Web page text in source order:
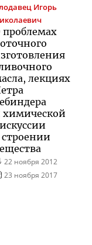
Игорь
проблемах
лекциях
химической
строении
22 ноября 2012
23 ноября 2017